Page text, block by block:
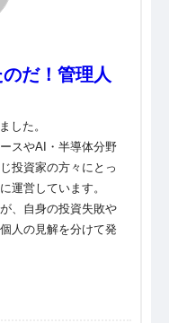
だ！管理人
した。
スやAI・半導体分野
投資家の方々にとっ
運営しています。
、自身の投資失敗や
人の見解を分けて発